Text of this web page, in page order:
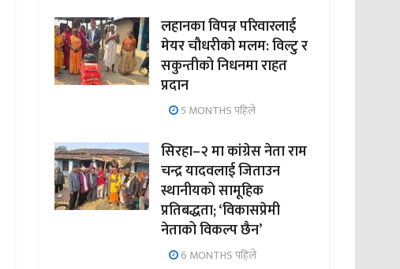
लहानका विपन्न परिवारलाई
मेयर चौधरीको मलम: विल्टु र
सकुन्तीको निधनमा राहत
प्रदान
5 MONTHS पहिले
सिरहा–२ मा कांग्रेस नेता राम
चन्द्र यादवलाई जिताउन
स्थानीयको सामूहिक
प्रतिबद्धता; ‘विकासप्रेमी
नेताको विकल्प छैन’
6 MONTHS पहिले